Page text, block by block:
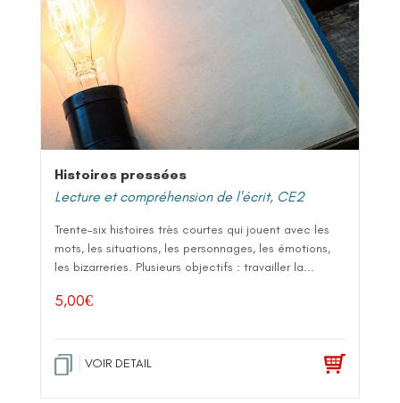
Histoires pressées
Lecture et compréhension de l'écrit, CE2
Trente-six histoires très courtes qui jouent avec les
mots, les situations, les personnages, les émotions,
les bizarreries. Plusieurs objectifs : travailler la...
5,00€
VOIR DETAIL